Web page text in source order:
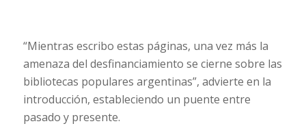
“Mientras escribo estas páginas, una vez más la
amenaza del desfinanciamiento se cierne sobre las
bibliotecas populares argentinas”, advierte en la
introducción, estableciendo un puente entre
pasado y presente.